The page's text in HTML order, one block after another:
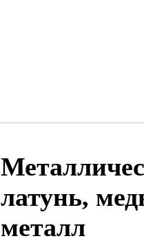
латунь,
металл